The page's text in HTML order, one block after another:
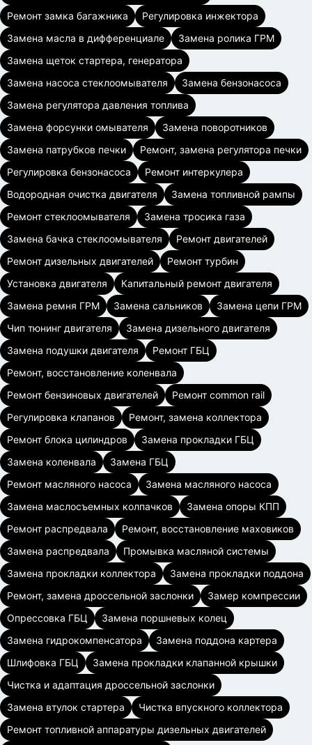
Ремонт замка багажника
Регулировка инжектора
Замена масла в дифференциале
Замена ролика ГРМ
Замена щеток стартера, генератора
Замена насоса стеклоомывателя
Замена бензонасоса
Замена регулятора давления топлива
Замена форсунки омывателя
Замена поворотников
Замена патрубков печки
Ремонт, замена регулятора печки
Регулировка бензонасоса
Ремонт интеркулера
Водородная очистка двигателя
Замена топливной рампы
Ремонт стеклоомывателя
Замена тросика газа
Замена бачка стеклоомывателя
Ремонт двигателей
Ремонт дизельных двигателей
Ремонт турбин
Установка двигателя
Капитальный ремонт двигателя
Замена ремня ГРМ
Замена сальников
Замена цепи ГРМ
Чип тюнинг двигателя
Замена дизельного двигателя
Замена подушки двигателя
Ремонт ГБЦ
Ремонт, восстановление коленвала
Ремонт бензиновых двигателей
Ремонт common rail
Регулировка клапанов
Ремонт, замена коллектора
Ремонт блока цилиндров
Замена прокладки ГБЦ
Замена коленвала
Замена ГБЦ
Ремонт масляного насоса
Замена масляного насоса
Замена маслосъемных колпачков
Замена опоры КПП
Ремонт распредвала
Ремонт, восстановление маховиков
Замена распредвала
Промывка масляной системы
Замена прокладки коллектора
Замена прокладки поддона
Ремонт, замена дроссельной заслонки
Замер компрессии
Опрессовка ГБЦ
Замена поршневых колец
Замена гидрокомпенсатора
Замена поддона картера
Шлифовка ГБЦ
Замена прокладки клапанной крышки
Чистка и адаптация дроссельной заслонки
Замена втулок стартера
Чистка впускного коллектора
Ремонт топливной аппаратуры дизельных двигателей